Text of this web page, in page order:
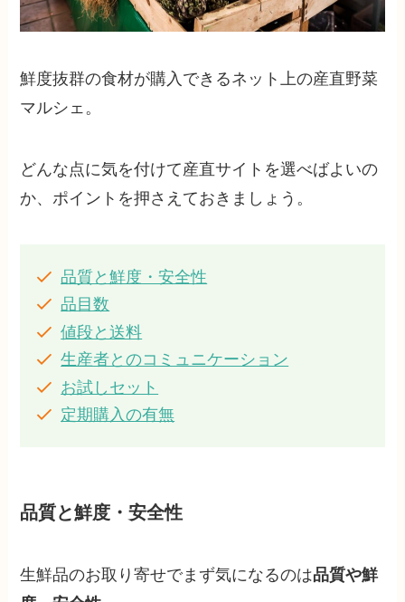
鮮度抜群の食材が購入できるネット上の産直野菜
マルシェ。
どんな点に気を付けて産直サイトを選べばよいの
か、ポイントを押さえておきましょう。
品質と鮮度・安全性
品目数
値段と送料
生産者とのコミュニケーション
お試しセット
定期購入の有無
品質と鮮度・安全性
生鮮品のお取り寄せでまず気になるのは品質や鮮